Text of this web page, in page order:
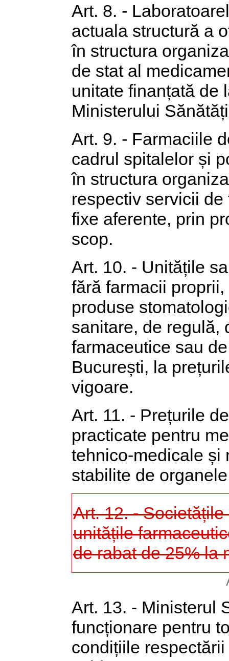
Art. 8. -
actuala structură a
în structura
de stat al
unitate finanțată de
Ministerului
Art. 9. - Farmaciile
cadrul spitalelor și
în structura
respectiv servicii
fixe aferente, prin
scop.
Art. 10. - Unitățile
fără farmacii
produse
sanitare, de regulă,
farmaceutice sau
București, la
vigoare.
Art. 11. - Prețurile
practicate pentru
tehnico-medicale și
stabilite de
Art. 12. -
unitățile
de rabat de 25% la
Art. 13. - Ministerul
funcționare pentru
condițiile